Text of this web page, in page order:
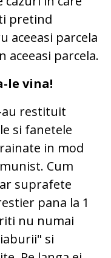
pretind
aceeasi parcela
parcela.
le vina!
au restituit
si fanetele
in mod
Cum
suprafete
pana la 1
nu numai
si